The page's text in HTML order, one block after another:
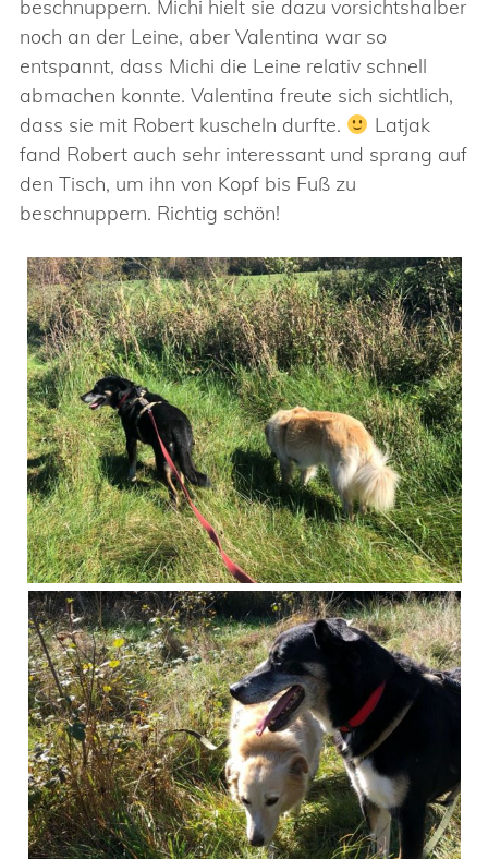
beschnuppern. Michi hielt sie dazu vorsichtshalber
noch an der Leine, aber Valentina war so
entspannt, dass Michi die Leine relativ schnell
abmachen konnte. Valentina freute sich sichtlich,
dass sie mit Robert kuscheln durfte.
Latjak
fand Robert auch sehr interessant und sprang auf
den Tisch, um ihn von Kopf bis Fuß zu
beschnuppern. Richtig schön!